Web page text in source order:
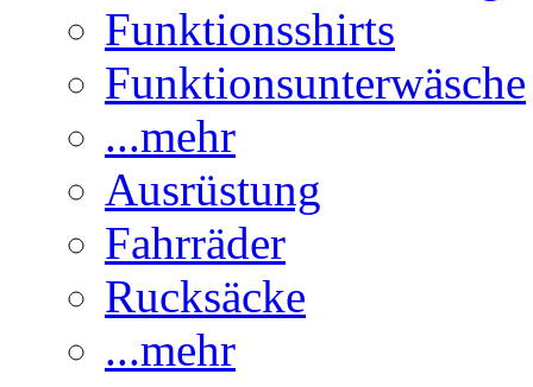
Funktionsshirts
Funktionsunterwäsche
...mehr
Ausrüstung
Fahrräder
Rucksäcke
...mehr